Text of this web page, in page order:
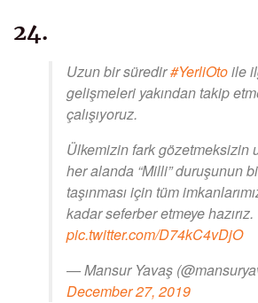
24.
Uzun bir süredir#YerliOtoile
gelişmeleri yakından takip
çalışıyoruz.
Ülkemizin fark gözetmeksizin
her alanda “Milli” duruşunun
taşınması için tüm
kadar seferber etmeye hazırız.
pic.twitter.com/D74kC4vDjO
— Mansur Yavaş
December 27, 2019